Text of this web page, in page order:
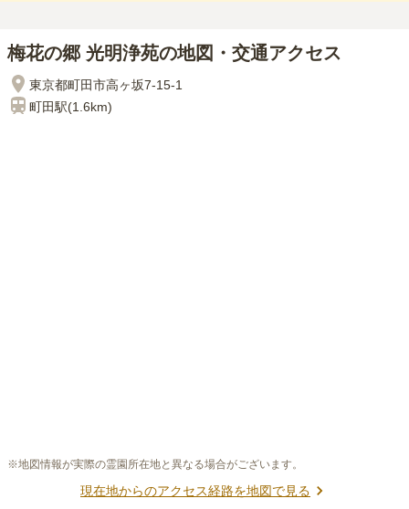
梅花の郷 光明浄苑の地図・交通アクセス
東京都町田市高ヶ坂7-15-1
町田駅(1.6km)
※地図情報が実際の霊園所在地と異なる場合がございます。
現在地からのアクセス経路を地図で見る